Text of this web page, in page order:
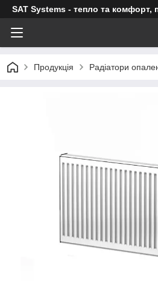
SAT Systems - тепло та комфорт,
Продукція Радіатори